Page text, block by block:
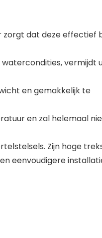
dat deze effectief
vermijdt
en gemakkelijk te
en zal helemaal
Zijn hoge
eenvoudigere